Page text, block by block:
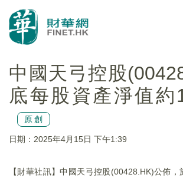
中國天弓控股
底每股資產淨值約
原創
日期：2025年4月15日 下午1:39
【財華社訊】中國天弓控股(00428.HK)公佈，